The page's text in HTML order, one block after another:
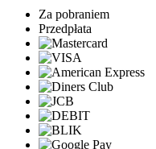
Za pobraniem
Przedpłata